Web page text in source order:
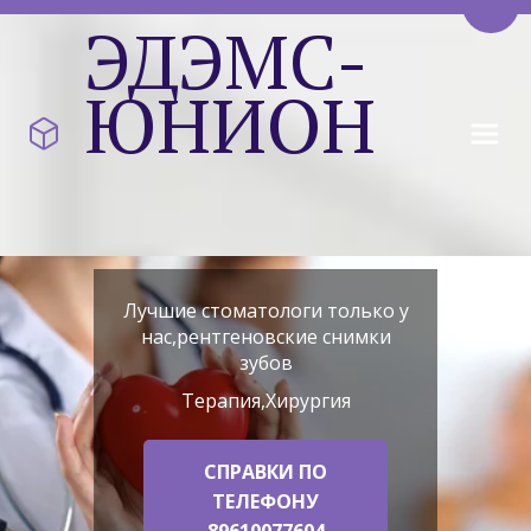
ЭДЭМС-
ЮНИОН
Лучшие стоматологи только у
нас,рентгеновские снимки
зубов
Терапия,Хирургия
СПРАВКИ ПО
ТЕЛЕФОНУ